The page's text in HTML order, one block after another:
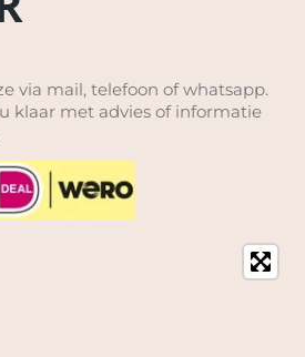
via mail, telefoon of whatsapp.
klaar met advies of informatie